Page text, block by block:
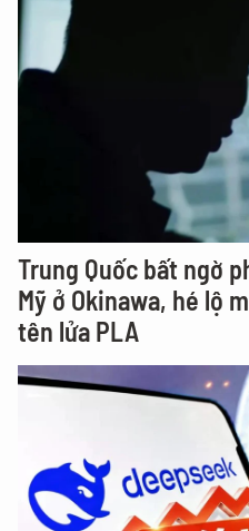
Trung Quốc bất ngờ
Mỹ ở Okinawa, hé lộ
tên lửa PLA